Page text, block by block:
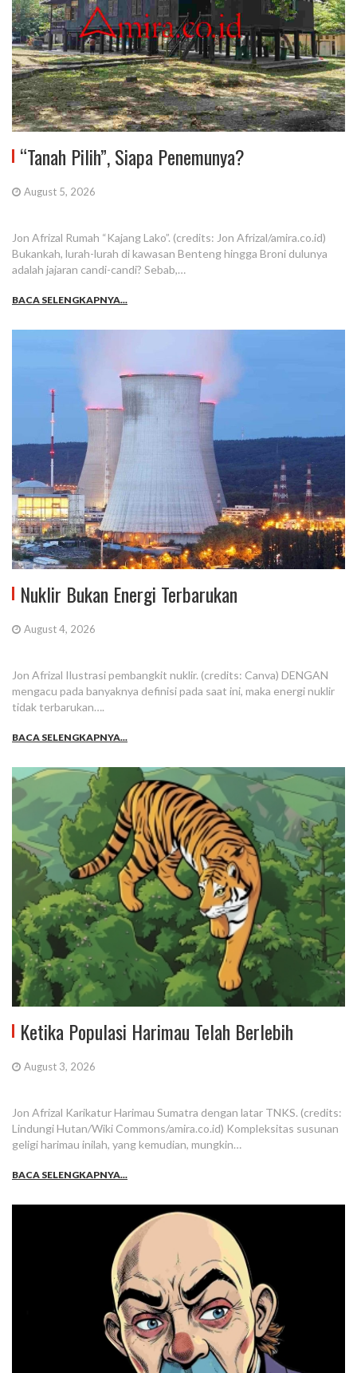
“Tanah Pilih”, Siapa Penemunya?
August 5, 2026
Jon Afrizal Rumah “Kajang Lako”. (credits: Jon Afrizal/amira.co.id)
Bukankah, lurah-lurah di kawasan Benteng hingga Broni dulunya
adalah jajaran candi-candi? Sebab,…
BACA SELENGKAPNYA...
Nuklir Bukan Energi Terbarukan
August 4, 2026
Jon Afrizal Ilustrasi pembangkit nuklir. (credits: Canva) DENGAN
mengacu pada banyaknya definisi pada saat ini, maka energi nuklir
tidak terbarukan….
BACA SELENGKAPNYA...
Ketika Populasi Harimau Telah Berlebih
August 3, 2026
Jon Afrizal Karikatur Harimau Sumatra dengan latar TNKS. (credits:
Lindungi Hutan/Wiki Commons/amira.co.id) Kompleksitas susunan
geligi harimau inilah, yang kemudian, mungkin…
BACA SELENGKAPNYA...